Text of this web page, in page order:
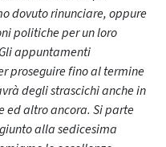
dovuto rinunciare, oppure
politiche per un loro
appuntamenti
proseguire fino al termine
degli strascichi anche in
ed altro ancora. Si parte
alla sedicesima